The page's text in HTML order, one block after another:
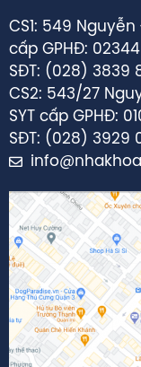
CS1: 549 Nguyễn
cấp GPHĐ: 02344
SĐT: (028) 3839
CS2: 543/27
SYT cấp GPHĐ:
SĐT: (028) 3929